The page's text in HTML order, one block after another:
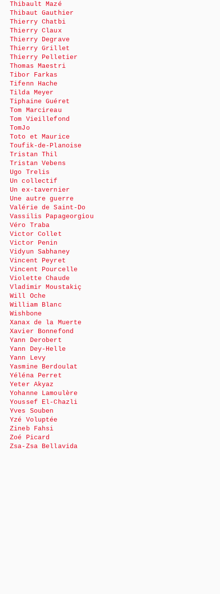
Thibault Mazé
Thibaut Gauthier
Thierry Chatbi
Thierry Claux
Thierry Degrave
Thierry Grillet
Thierry Pelletier
Thomas Maestri
Tibor Farkas
Tifenn Hache
Tilda Meyer
Tiphaine Guéret
Tom Marcireau
Tom Vieillefond
TomJo
Toto et Maurice
Toufik-de-Planoise
Tristan Thil
Tristan Vebens
Ugo Trelis
Un collectif
Un ex-tavernier
Une autre guerre
Valérie de Saint-Do
Vassilis Papageorgiou
Véro Traba
Victor Collet
Victor Penin
Vidyun Sabhaney
Vincent Peyret
Vincent Pourcelle
Violette Chaude
Vladimir Moustakiç
Will Oche
William Blanc
Wishbone
Xanax de la Muerte
Xavier Bonnefond
Yann Derobert
Yann Dey-Helle
Yann Levy
Yasmine Berdoulat
Yéléna Perret
Yeter Akyaz
Yohanne Lamoulère
Youssef El-Chazli
Yves Souben
Yzé Voluptée
Zineb Fahsi
Zoé Picard
Zsa-Zsa Bellavida